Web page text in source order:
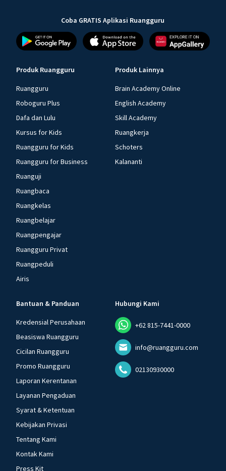
Coba GRATIS Aplikasi Ruangguru
Produk Ruangguru
Ruangguru
Roboguru Plus
Dafa dan Lulu
Kursus for Kids
Ruangguru for Kids
Ruangguru for Business
Ruanguji
Ruangbaca
Ruangkelas
Ruangbelajar
Ruangpengajar
Ruangguru Privat
Ruangpeduli
Airis
Produk Lainnya
Brain Academy Online
English Academy
Skill Academy
Ruangkerja
Schoters
Kalananti
Bantuan & Panduan
Kredensial Perusahaan
Beasiswa Ruangguru
Cicilan Ruangguru
Promo Ruangguru
Laporan Kerentanan
Layanan Pengaduan
Syarat & Ketentuan
Kebijakan Privasi
Tentang Kami
Kontak Kami
Press Kit
Hubungi Kami
+62 815-7441-0000
info@ruangguru.com
02130930000